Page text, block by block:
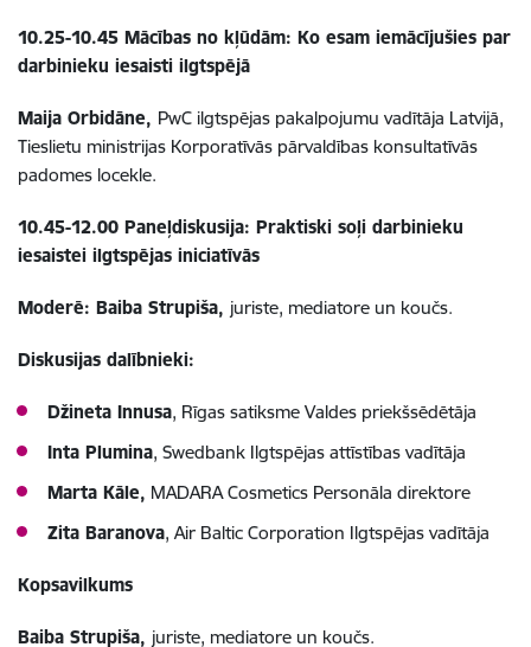
10.25-10.45 Mācības no kļūdām: Ko esam iemācījušies par
darbinieku iesaisti ilgtspējā
Maija Orbidāne, PwC ilgtspējas pakalpojumu vadītāja Latvijā,
Tieslietu ministrijas Korporatīvās pārvaldības konsultatīvās
padomes locekle.
10.45-12.00 Paneļdiskusija: Praktiski soļi darbinieku
iesaistei ilgtspējas iniciatīvās
Moderē: Baiba Strupiša, juriste, mediatore un koučs.
Diskusijas dalībnieki:
Džineta Innusa, Rīgas satiksme Valdes priekšsēdētāja
Inta Plumina, Swedbank Ilgtspējas attīstības vadītāja
Marta Kāle, MADARA Cosmetics Personāla direktore
Zita Baranova, Air Baltic Corporation Ilgtspējas vadītāja
Kopsavilkums
Baiba Strupiša, juriste, mediatore un koučs.